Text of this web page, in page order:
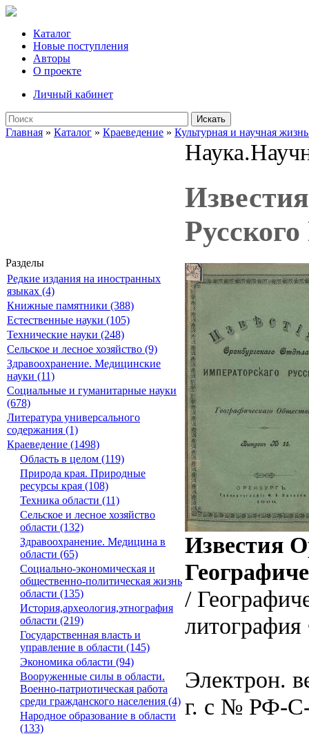
Каталог
Новые поступления
Авторы
О проекте
Личный кабинет
Искать
Главная » Каталог » Краеведение » Культурная и научная
Разделы
Редкие издания на иностранных
языках (4)
Книжные памятники (388)
Естественные науки (105)
Технические науки (248)
Сельское и лесное хозяйство (9)
Здравоохранение. Медицинские
науки (11)
Социальные и гуманитарные науки
(678)
Литература универсального
содержания (1)
Краеведение (1498)
Область в целом (119)
Природа края. Природные
ресурсы края (108)
Техника области (11)
Сельское и лесное хозяйство
области (132)
Здравоохранение. Медицина в
области (65)
Социально-экономическая и
общественно-политическая жизнь
области (135)
История,археология,этнография
области (219)
Государственная власть и
управление в области (145)
Экономика области (94)
Вооруженные силы в области.
Военно-патриотическая работа
среди гражданского населения (4)
Народное образование в области
(133)
Известия
/
Электрон.
г. с № РФ-